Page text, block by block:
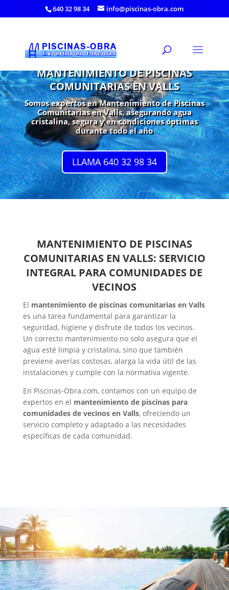
640 32 98 34 info@piscinas-obra.com
MANTENIMIENTO DE PISCINAS
COMUNITARIAS EN VALLS
Somos expertos en Mantenimiento de Piscinas
Comunitarias en Valls, asegurando agua
cristalina, segura y en condiciones óptimas
durante todo el año
LLAMA 640 32 98 34
MANTENIMIENTO DE PISCINAS
COMUNITARIAS EN VALLS: SERVICIO
INTEGRAL PARA COMUNIDADES DE
VECINOS
El mantenimiento de piscinas comunitarias en Valls
es una tarea fundamental para garantizar la
seguridad, higiene y disfrute de todos los vecinos.
Un correcto mantenimiento no solo asegura que el
agua esté limpia y cristalina, sino que también
previene averías costosas, alarga la vida útil de las
instalaciones y cumple con la normativa vigente.
En Piscinas-Obra.com, contamos con un equipo de
expertos en el mantenimiento de piscinas para
comunidades de vecinos en Valls, ofreciendo un
servicio completo y adaptado a las necesidades
específicas de cada comunidad.